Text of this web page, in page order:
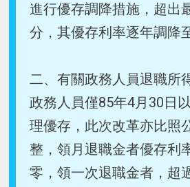
進行優存調降措施，超出
分，其優存利率逐年調降
二、有關政務人員退職所
政務人員僅85年4月30日
理優存，此次改革亦比照
整，領月退職金者優存利
零，領一次退職金者，超